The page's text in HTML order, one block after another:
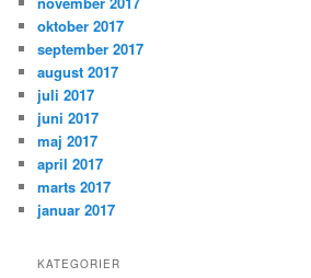
oktober 2017
september 2017
august 2017
juli 2017
juni 2017
maj 2017
april 2017
marts 2017
januar 2017
KATEGORIER